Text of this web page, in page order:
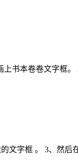
书本卷卷文字框
文字框 。 3、然后